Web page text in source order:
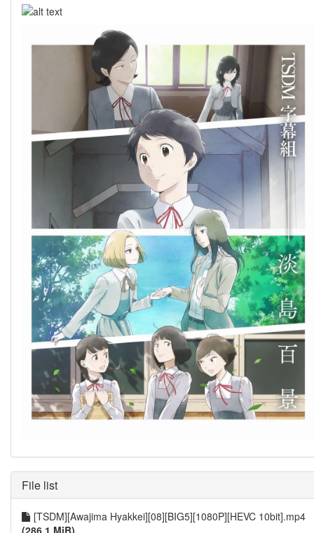
File list
[TSDM][Awajima Hyakkei][08][BIG5][1080P][HEVC 10bit].mp4